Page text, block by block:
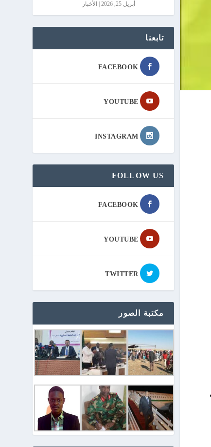
أبريل 25, 2026 الأخبار
تابعنا
FACEBOOK
YOUTUBE
INSTAGRAM
FOLLOW US
FACEBOOK
YOUTUBE
TWITTER
مكتبة الصور